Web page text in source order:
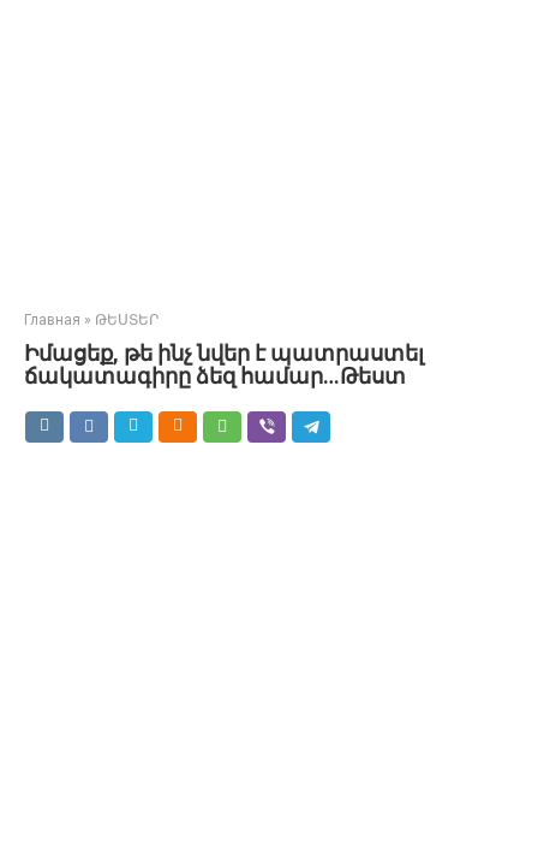
Главная » ԹԵՍՏԵՐ
Իմացեք, թե ինչ նվեր է պատրաստել
ճակատագիրը ձեզ համար…Թեստ